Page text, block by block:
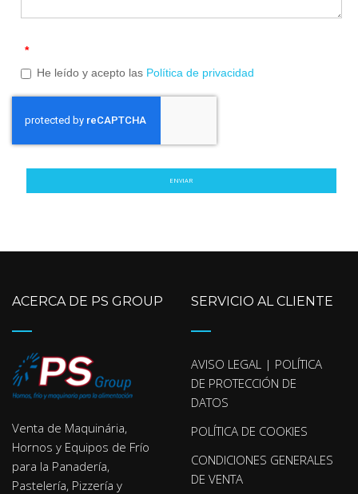
*
He leído y acepto las Política de privacidad
ENVIAR
ACERCA DE PS GROUP
Venta de Maquinária,
Hornos y Equipos de Frío
para la Panadería,
Pastelería, Pizzería y
SERVICIO AL CLIENTE
AVISO LEGAL | POLÍTICA
DE PROTECCIÓN DE
DATOS
POLÍTICA DE COOKIES
CONDICIONES GENERALES
DE VENTA